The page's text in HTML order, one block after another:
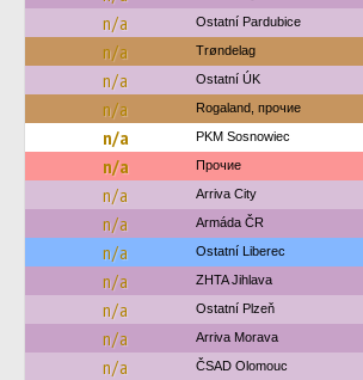
n/a Ostatní Pardubice
n/a Trøndelag
n/a Ostatní ÚK
n/a Rogaland, прочие
n/a PKM Sosnowiec
n/a Прочие
n/a Arriva City
n/a Armáda ČR
n/a Ostatní Liberec
n/a ZHTA Jihlava
n/a Ostatní Plzeň
n/a Arriva Morava
n/a ČSAD Olomouc